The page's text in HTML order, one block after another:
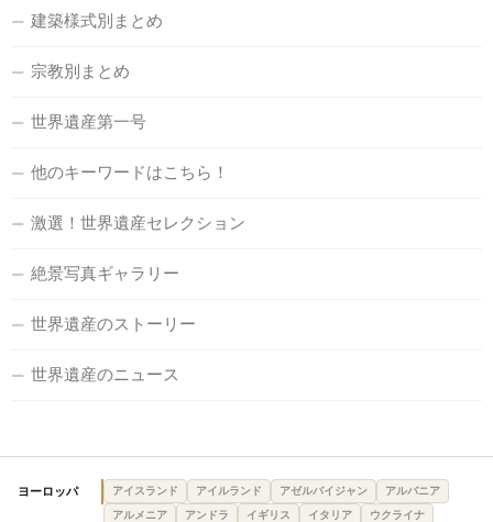
建築様式別まとめ
宗教別まとめ
世界遺産第一号
他のキーワードはこちら！
激選！世界遺産セレクション
絶景写真ギャラリー
世界遺産のストーリー
世界遺産のニュース
ヨーロッパ アイスランド アイルランド アゼルバイジャン
アルバニア
アルメニア
アンドラ イギリス イタリア
ウクライナ